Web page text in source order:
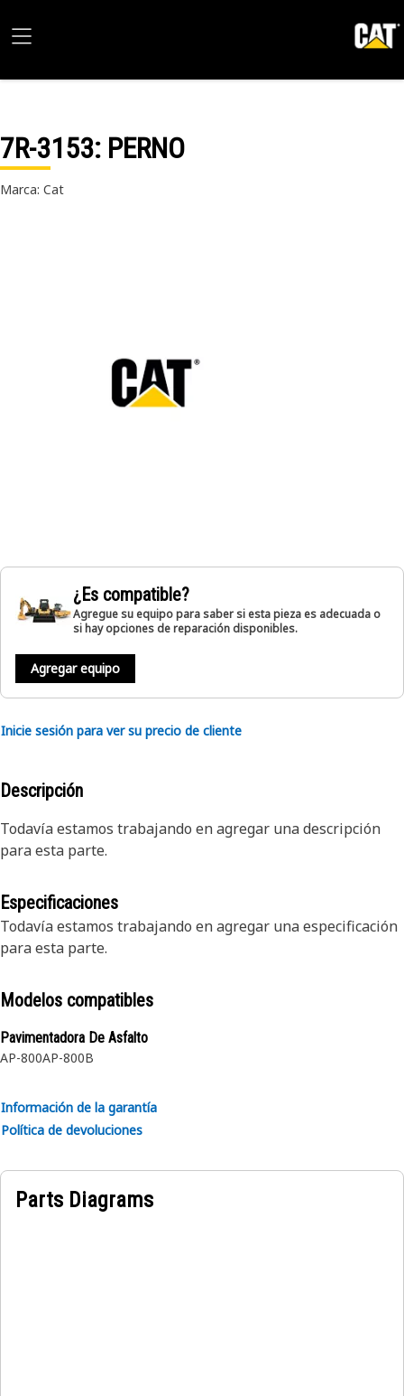
7R-3153: PERNO
Marca: Cat
¿Es compatible?
Agregue su equipo para saber si esta pieza es adecuada o
si hay opciones de reparación disponibles.
Agregar equipo
Inicie sesión para ver su precio de cliente
Descripción
Todavía estamos trabajando en agregar una descripción
para esta parte.
Especificaciones
Todavía estamos trabajando en agregar una especificación
para esta parte.
Modelos compatibles
Pavimentadora De Asfalto
AP-800AP-800B
Información de la garantía
Política de devoluciones
Parts Diagrams